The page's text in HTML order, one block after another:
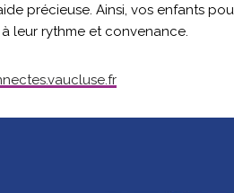
précieuse. Ainsi, vos enfants
leur rythme et convenance.